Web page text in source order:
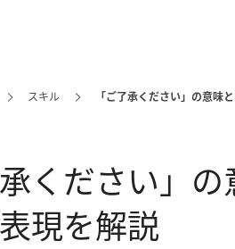
スキル 「ご了承ください」の意
承ください」
現を解説